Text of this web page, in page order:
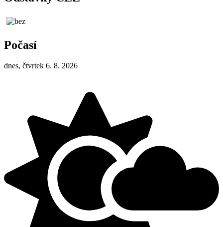
Počasí
dnes, čtvrtek 6. 8. 2026